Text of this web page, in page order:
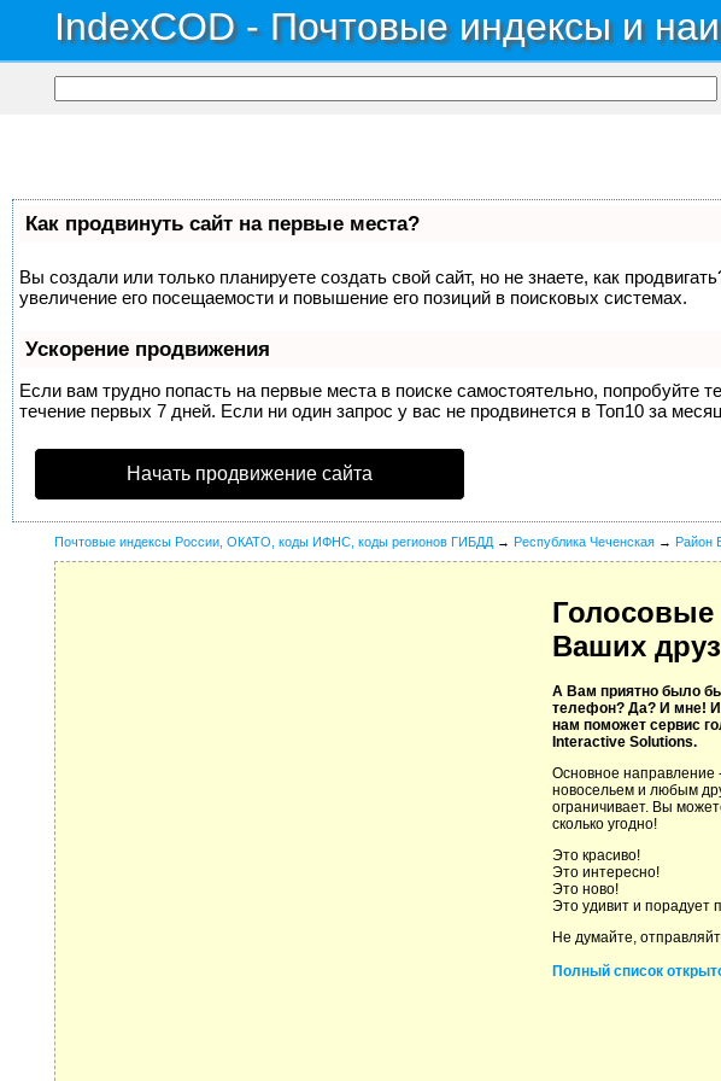
IndexCOD - Почтовые индексы и
Как продвинуть сайт на первые места?
Вы создали или только планируете создать свой сайт, но не знаете, как
увеличение его посещаемости и повышение его позиций в поисковых системах.
Ускорение продвижения
Если вам трудно попасть на первые места в поиске самостоятельно, попробуйте
течение первых 7 дней. Если ни один запрос у вас не продвинется в Топ10 за
Начать продвижение сайта
Почтовые индексы России, ОКАТО, коды ИФНС, коды регионов ГИБДД → Республика Чеченская → Район
Голосовые
Ваших
А Вам приятно было
телефон? Да? И мне!
нам поможет сервис
Interactive Solutions.
Основное направление
новосельем и любым
ограничивает. Вы
сколько угодно!
Это красиво!
Это интересно!
Это ново!
Это удивит и порадует
Не думайте,
Полный список